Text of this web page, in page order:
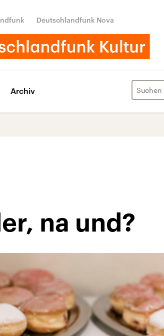
Deutschlandfunk Nova
Archiv
na und?